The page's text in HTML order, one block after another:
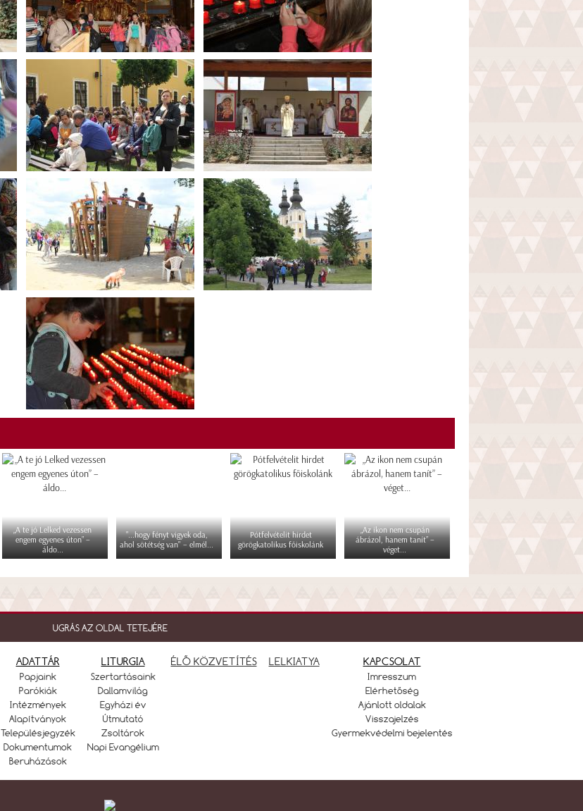
„A te jó Lelked vezessen
engem egyenes úton” –
áldo...
"...hogy fényt vigyek oda,
ahol sötétség van" – elmél...
Pótfelvételit hirdet
görögkatolikus főiskolánk
„Az ikon nem csupán
ábrázol, hanem tanít” –
véget...
UGRÁS AZ OLDAL TETEJÉRE
ADATTÁR
Papjaink
Parókiák
Intézmények
Alapítványok
Településjegyzék
Dokumentumok
Beruházások
LITURGIA
Szertartásaink
Dallamvilág
Egyházi év
Útmutató
Zsoltárok
Napi Evangélium
ÉLŐ KÖZVETÍTÉS LELKIATYA KAPCSOLAT
Imresszum
Elérhetőség
Ajánlott oldalak
Visszajelzés
Gyermekvédelmi bejelentés